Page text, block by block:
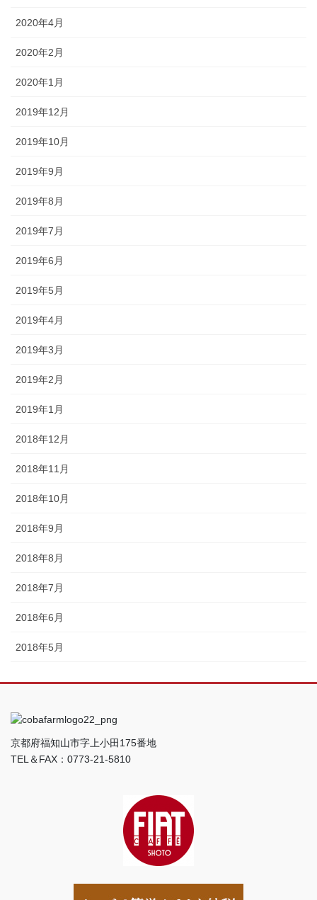
2020年4月
2020年2月
2020年1月
2019年12月
2019年10月
2019年9月
2019年8月
2019年7月
2019年6月
2019年5月
2019年4月
2019年3月
2019年2月
2019年1月
2018年12月
2018年11月
2018年10月
2018年9月
2018年8月
2018年7月
2018年6月
2018年5月
京都府福知山市字上小田175番地
TEL＆FAX：0773-21-5810